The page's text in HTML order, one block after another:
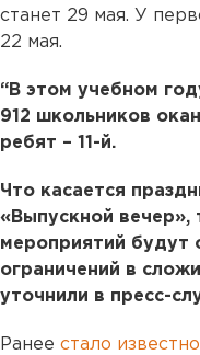
станет 29 мая. У
22 мая.
“В этом учебном
912 школьников
ребят – 11-й.
Что касается
«Выпускной вечер»,
мероприятий будут
ограничений в
уточнили в пресс-
Ранее стало известно